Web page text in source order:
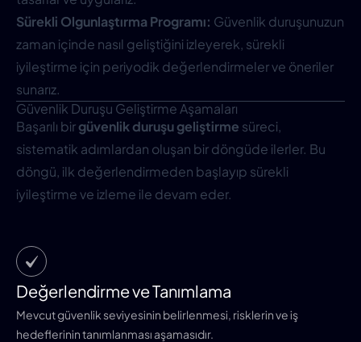
Sürekli Olgunlaştırma Programı: Güvenlik duruşunuzun
zaman içinde nasıl geliştiğini izleyerek, sürekli
iyileştirme için periyodik değerlendirmeler ve öneriler
sunarız.
Güvenlik Duruşu Geliştirme Aşamaları
Başarılı birgüvenlik duruşu geliştirme süreci,
sistematik adımlardan oluşan bir döngüde ilerler. Bu
döngü, ilk değerlendirmeden başlayıp sürekli
iyileştirme ve izleme ile devam eder.
Değerlendirme ve Tanımlama
Mevcut güvenlik seviyesinin belirlenmesi, risklerin ve iş
hedeflerinin tanımlanması aşamasıdır.